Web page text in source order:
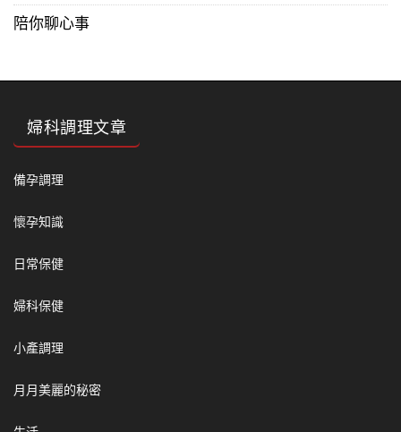
陪你聊心事
婦科調理文章
備孕調理
懷孕知識
日常保健
婦科保健
小產調理
月月美麗的秘密